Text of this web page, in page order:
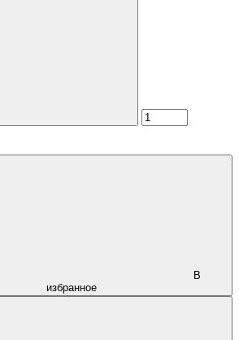
В
избранное